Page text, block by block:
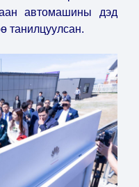
автомашины дэд
танилцуулсан.